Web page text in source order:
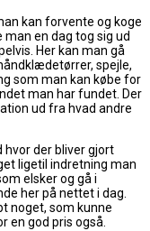
kan forvente og koge
en dag tog sig ud
Her kan man gå
spejle,
som man kan købe for
man har fundet. Der
ud fra hvad andre
hvor der bliver gjort
ligetil indretning man
elsker og gå i
her på nettet i dag.
noget, som kunne
en god pris også.